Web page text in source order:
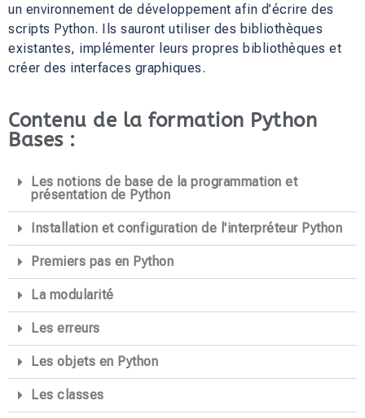
un environnement de développement afin d’écrire des
scripts Python. Ils sauront utiliser des bibliothèques
existantes, implémenter leurs propres bibliothèques et
créer des interfaces graphiques.
Contenu de la formation Python
Bases :
Les notions de base de la programmation et
présentation de Python
Installation et configuration de l'interpréteur Python
Premiers pas en Python
La modularité
Les erreurs
Les objets en Python
Les classes